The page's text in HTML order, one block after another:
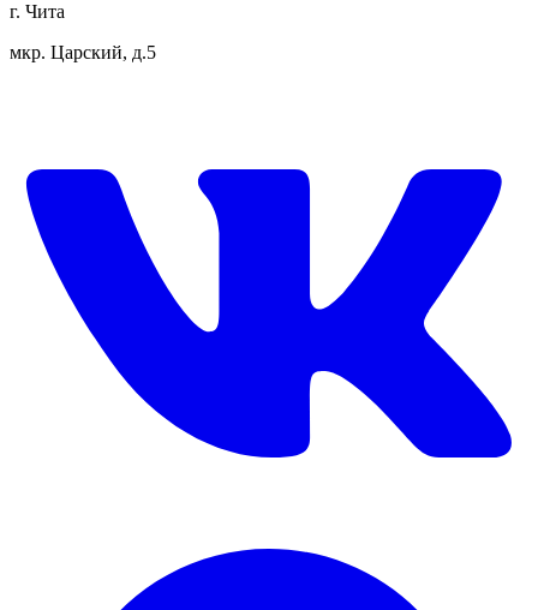
г. Чита
мкр. Царский, д.5